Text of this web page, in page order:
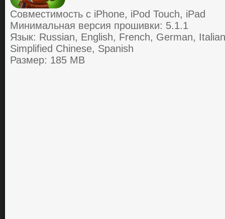
Совместимость с iPhone, iPod Touch, iPad
Минимальная версия прошивки: 5.1.1
Язык: Russian, English, French, German,
Simplified Chinese, Spanish
Размер: 185 MB